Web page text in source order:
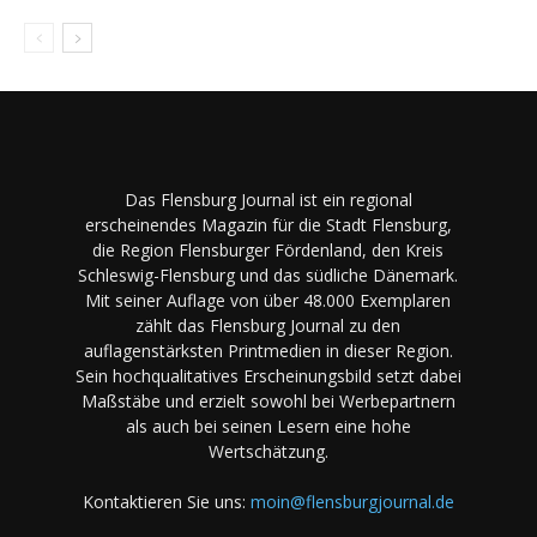
Das Flensburg Journal ist ein regional
erscheinendes Magazin für die Stadt Flensburg,
die Region Flensburger Fördenland, den Kreis
Schleswig-Flensburg und das südliche Dänemark.
Mit seiner Auflage von über 48.000 Exemplaren
zählt das Flensburg Journal zu den
auflagenstärksten Printmedien in dieser Region.
Sein hochqualitatives Erscheinungsbild setzt dabei
Maßstäbe und erzielt sowohl bei Werbepartnern
als auch bei seinen Lesern eine hohe
Wertschätzung.
Kontaktieren Sie uns: moin@flensburgjournal.de